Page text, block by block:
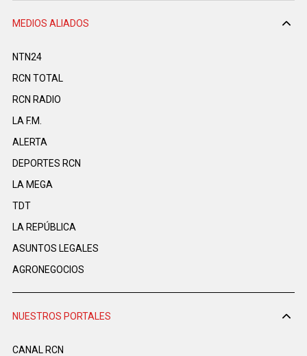
MEDIOS ALIADOS
NTN24
RCN TOTAL
RCN RADIO
LA F.M.
ALERTA
DEPORTES RCN
LA MEGA
TDT
LA REPÚBLICA
ASUNTOS LEGALES
AGRONEGOCIOS
NUESTROS PORTALES
CANAL RCN